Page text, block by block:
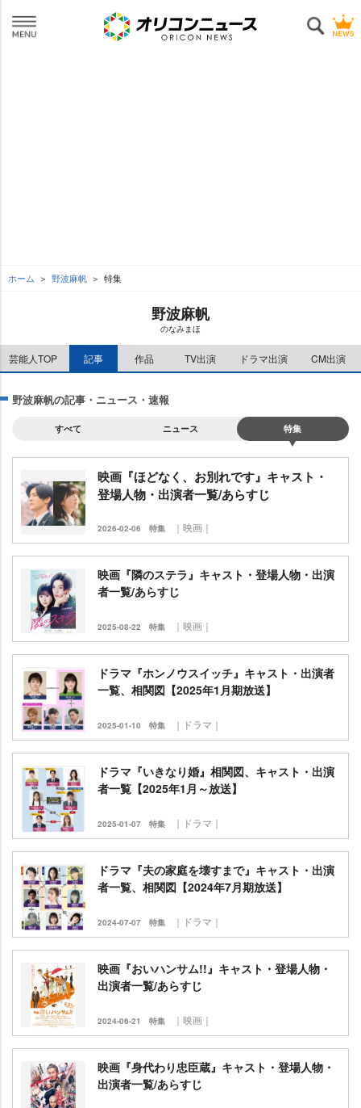
ホーム 野波麻帆 特集
野波麻帆
のなみまほ
芸能人TOP 記事 作品 TV出演 ドラマ出演 CM出演
野波麻帆の記事・ニュース・速報
すべて ニュース 特集
映画『ほどなく、お別れです』キャスト・
登場人物・出演者一覧/あらすじ
2026-02-06 特集 ｜映画｜
映画『隣のステラ』キャスト・登場人物・出演
者一覧/あらすじ
2025-08-22 特集 ｜映画｜
ドラマ『ホンノウスイッチ』キャスト・出演者
一覧、相関図【2025年1月期放送】
2025-01-10 特集 ｜ドラマ｜
ドラマ『いきなり婚』相関図、キャスト・出演
者一覧【2025年1月～放送】
2025-01-07 特集 ｜ドラマ｜
ドラマ『夫の家庭を壊すまで』キャスト・出演
者一覧、相関図【2024年7月期放送】
2024-07-07 特集 ｜ドラマ｜
映画『おいハンサム!!』キャスト・登場人物・
出演者一覧/あらすじ
2024-06-21 特集 ｜映画｜
映画『身代わり忠臣蔵』キャスト・登場人物・
出演者一覧/あらすじ